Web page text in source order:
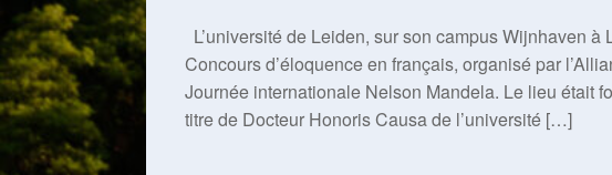
L’université de Leiden, sur son campus Wijnhaven
Concours d’éloquence en français, organisé par
Journée internationale Nelson Mandela. Le lieu était
titre de Docteur Honoris Causa de l’université […]